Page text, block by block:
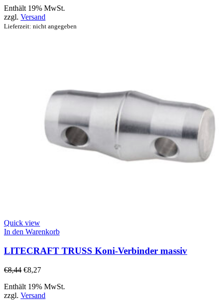
Enthält 19% MwSt.
zzgl. Versand
Lieferzeit: nicht angegeben
Quick view
In den Warenkorb
LITECRAFT TRUSS Koni-Verbinder massiv
€8,44 €8,27
Enthält 19% MwSt.
zzgl. Versand